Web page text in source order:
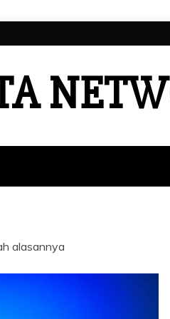
alasannya